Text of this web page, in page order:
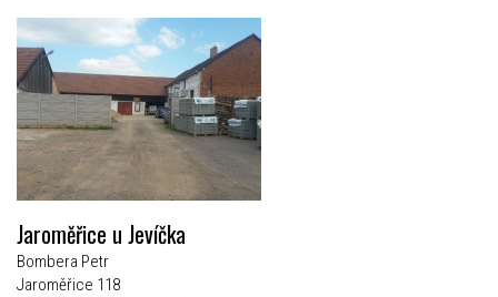
Jaroměřice u Jevíčka
Bombera Petr
Jaroměřice 118